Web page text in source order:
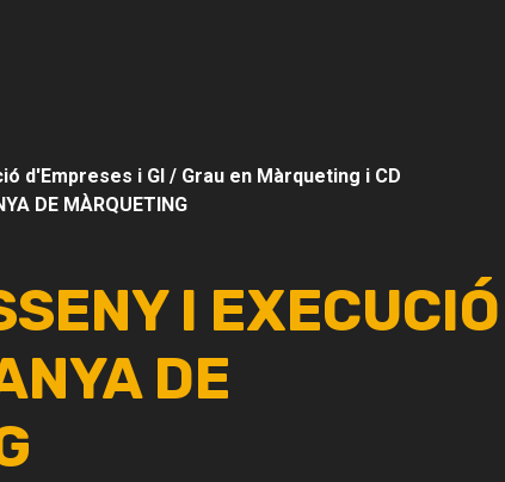
d'Empreses i GI / Grau en Màrqueting i CD
DE MÀRQUETING
I EXECUCIÓ
DE